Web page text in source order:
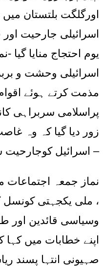
اورگلگت بلتستان میں
اسرائیلی جارحیت
یوم احتجاج منایا گیا
اسرائیلی وحشت و
مذمت کرتے ہوئے
پراسلامی سربراہی
زور دیا گیا کہ وہ
اسرائیل کوجارحیت سے باز رکھے –
نماز جمعہ
، ملی یکجہتی کونسل
وسیاسی قائدین اور
اپنے خطابات میں کہا
صہیونی انتہا پسند